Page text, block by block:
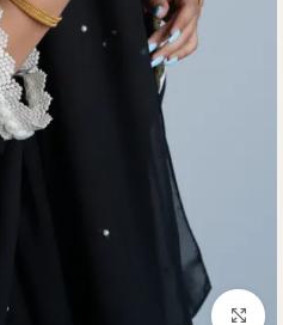
Click to enlarge